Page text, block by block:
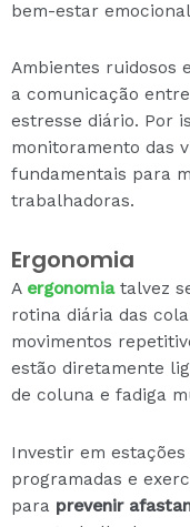
bem-estar
Ambientes ruidosos
a comunicação
estresse diário. Por
monitoramento das
fundamentais para
trabalhadoras.
Ergonomia
A ergonomiatalvez
rotina diária das
movimentos
estão diretamente
de coluna e fadiga
Investir em
programadas e
para prevenir